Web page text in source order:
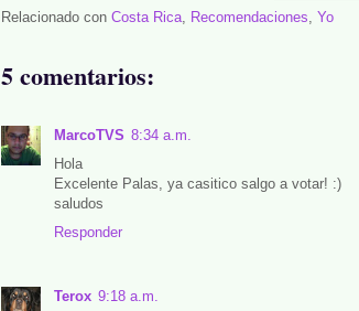
Relacionado con Costa Rica, Recomendaciones, Yo
5 comentarios:
MarcoTVS 8:34 a.m.
Hola
Excelente Palas, ya casitico salgo a votar! :)
saludos
Responder
Terox 9:18 a.m.